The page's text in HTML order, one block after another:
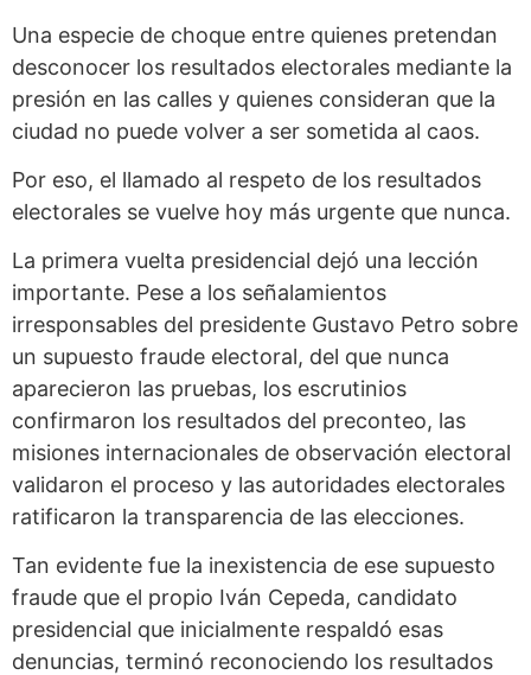
Una especie de choque entre quienes pretendan
desconocer los resultados electorales mediante la
presión en las calles y quienes consideran que la
ciudad no puede volver a ser sometida al caos.
Por eso, el llamado al respeto de los resultados
electorales se vuelve hoy más urgente que nunca.
La primera vuelta presidencial dejó una lección
importante. Pese a los señalamientos
irresponsables del presidente Gustavo Petro sobre
un supuesto fraude electoral, del que nunca
aparecieron las pruebas, los escrutinios
confirmaron los resultados del preconteo, las
misiones internacionales de observación electoral
validaron el proceso y las autoridades electorales
ratificaron la transparencia de las elecciones.
Tan evidente fue la inexistencia de ese supuesto
fraude que el propio Iván Cepeda, candidato
presidencial que inicialmente respaldó esas
denuncias, terminó reconociendo los resultados